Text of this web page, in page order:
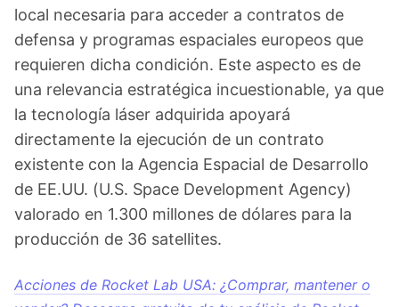
local necesaria para acceder a contratos de
defensa y programas espaciales europeos que
requieren dicha condición. Este aspecto es de
una relevancia estratégica incuestionable, ya que
la tecnología láser adquirida apoyará
directamente la ejecución de un contrato
existente con la Agencia Espacial de Desarrollo
de EE.UU. (U.S. Space Development Agency)
valorado en 1.300 millones de dólares para la
producción de 36 satellites.
Acciones de Rocket Lab USA: ¿Comprar, mantener o